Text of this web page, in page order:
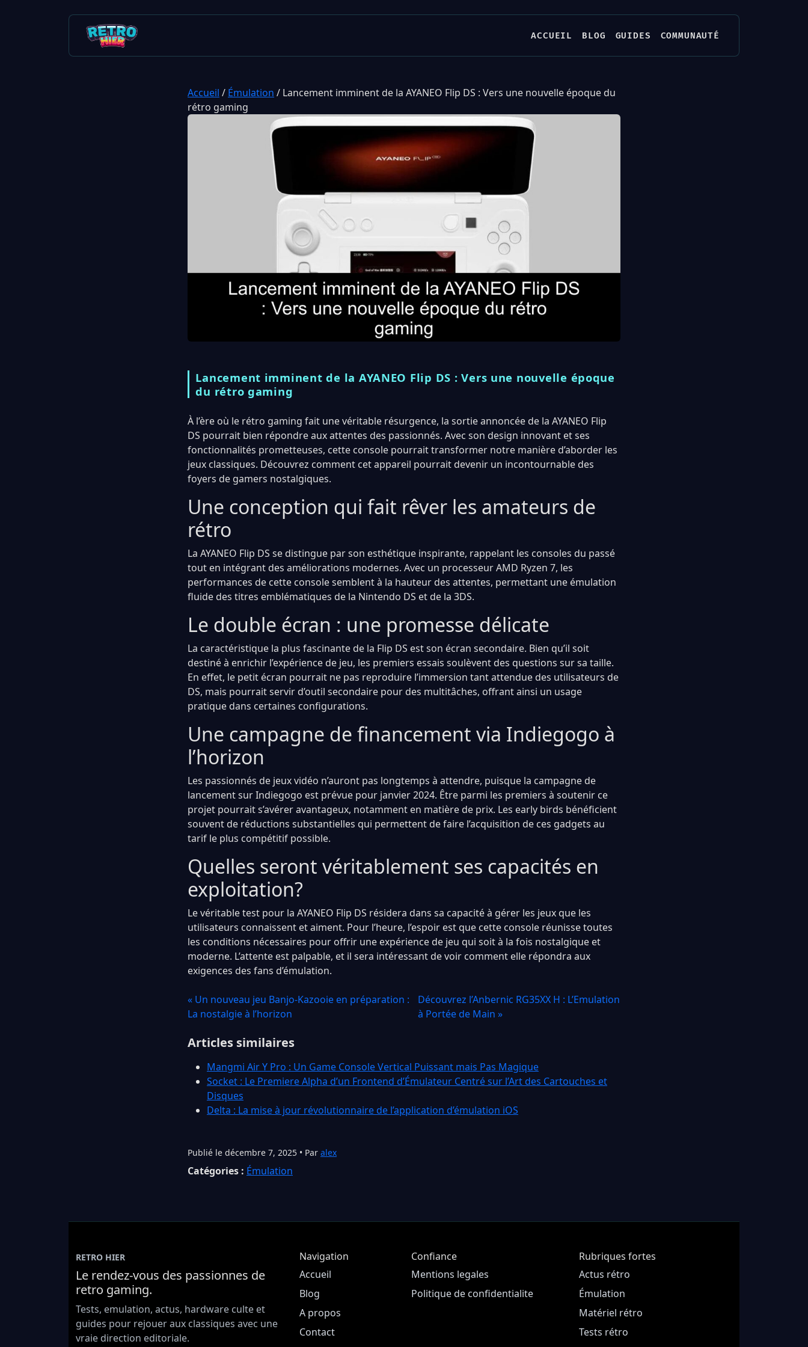
ACCUEIL BLOG GUIDES COMMUNAUTÉ
Accueil / Émulation / Lancement imminent de la AYANEO Flip DS : Vers une nouvelle époque du
rétro gaming
Lancement imminent de la AYANEO Flip DS : Vers une nouvelle époque
du rétro gaming
À l’ère où le rétro gaming fait une véritable résurgence, la sortie annoncée de la AYANEO Flip
DS pourrait bien répondre aux attentes des passionnés. Avec son design innovant et ses
fonctionnalités prometteuses, cette console pourrait transformer notre manière d’aborder les
jeux classiques. Découvrez comment cet appareil pourrait devenir un incontournable des
foyers de gamers nostalgiques.
Une conception qui fait rêver les amateurs de
rétro
La AYANEO Flip DS se distingue par son esthétique inspirante, rappelant les consoles du passé
tout en intégrant des améliorations modernes. Avec un processeur AMD Ryzen 7, les
performances de cette console semblent à la hauteur des attentes, permettant une émulation
fluide des titres emblématiques de la Nintendo DS et de la 3DS.
Le double écran : une promesse délicate
La caractéristique la plus fascinante de la Flip DS est son écran secondaire. Bien qu’il soit
destiné à enrichir l’expérience de jeu, les premiers essais soulèvent des questions sur sa taille.
En effet, le petit écran pourrait ne pas reproduire l’immersion tant attendue des utilisateurs de
DS, mais pourrait servir d’outil secondaire pour des multitâches, offrant ainsi un usage
pratique dans certaines configurations.
Une campagne de financement via Indiegogo à
l’horizon
Les passionnés de jeux vidéo n’auront pas longtemps à attendre, puisque la campagne de
lancement sur Indiegogo est prévue pour janvier 2024. Être parmi les premiers à soutenir ce
projet pourrait s’avérer avantageux, notamment en matière de prix. Les early birds bénéficient
souvent de réductions substantielles qui permettent de faire l’acquisition de ces gadgets au
tarif le plus compétitif possible.
Quelles seront véritablement ses capacités en
exploitation?
Le véritable test pour la AYANEO Flip DS résidera dans sa capacité à gérer les jeux que les
utilisateurs connaissent et aiment. Pour l’heure, l’espoir est que cette console réunisse toutes
les conditions nécessaires pour offrir une expérience de jeu qui soit à la fois nostalgique et
moderne. L’attente est palpable, et il sera intéressant de voir comment elle répondra aux
exigences des fans d’émulation.
« Un nouveau jeu Banjo-Kazooie en préparation :
La nostalgie à l’horizon
Découvrez l’Anbernic RG35XX H : L’Emulation
à Portée de Main »
Articles similaires
Mangmi Air Y Pro : Un Game Console Vertical Puissant mais Pas Magique
Socket : Le Premiere Alpha d’un Frontend d’Émulateur Centré sur l’Art des Cartouches et
Disques
Delta : La mise à jour révolutionnaire de l’application d’émulation iOS
Publié le décembre 7, 2025 • Par alex
Catégories : Émulation
RETRO HIER
Le rendez-vous des passionnes de
retro gaming.
Tests, emulation, actus, hardware culte et
guides pour rejouer aux classiques avec une
vraie direction editoriale.
Navigation
Accueil
Blog
A propos
Contact
Confiance
Mentions legales
Politique de confidentialite
Rubriques fortes
Actus rétro
Émulation
Matériel rétro
Tests rétro